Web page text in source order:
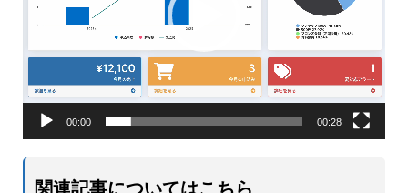
00:00 00:28
関連記事についてはこちら